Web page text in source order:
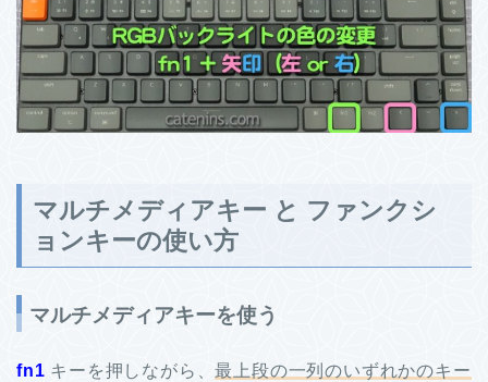
マルチメディアキー と ファンクシ
ョンキーの使い方
マルチメディアキーを使う
fn1 キーを押しながら、最上段の一列のいずれかのキー